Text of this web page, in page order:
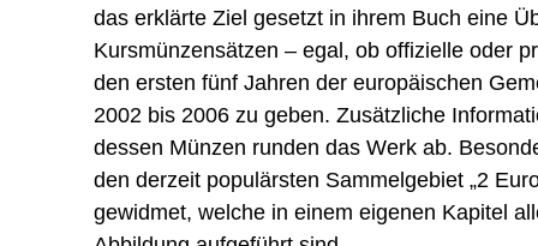
das erklärte Ziel gesetzt in ihrem Buch eine
Kursmünzensätzen – egal, ob offizielle oder
den ersten fünf Jahren der europäischen
2002 bis 2006 zu geben. Zusätzliche
dessen Münzen runden das Werk ab.
den derzeit populärsten Sammelgebiet „2
gewidmet, welche in einem eigenen Kapitel